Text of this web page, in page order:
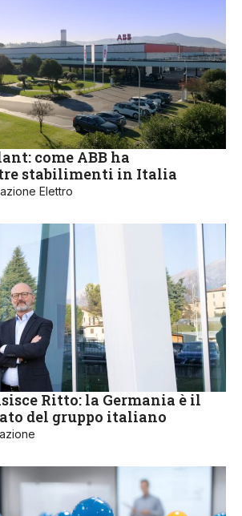
come ABB ha
stabilimenti in Italia
Elettro
Ritto: la Germania è il
del gruppo italiano